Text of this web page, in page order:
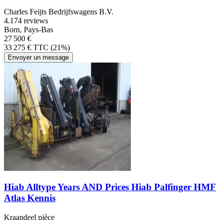
Charles Feijts Bedrijfswagens B.V.
4.1 74 reviews
Born, Pays-Bas
27 500 €
33 275 € TTC (21%)
Envoyer un message
Hiab Alltype Years AND Prices Hiab Palfinger HMF
Atlas Kennis
Kraandeel pièce